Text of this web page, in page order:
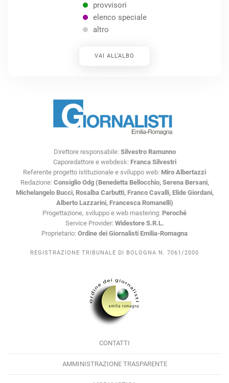
provvisori
elenco speciale
altro
VAI ALL’ALBO
Direttore responsabile: Silvestro Ramunno
Caporedattore e webdesk: Franca Silvestri
Referente progetto istituzionale e sviluppo web: Miro Albertazzi
Redazione: Consiglio Odg (Benedetta Bellocchio, Serena Bersani,
Michelangelo Bucci, Rosalba Carbutti, Franco Cavalli, Elide Giordani,
Alberto Lazzarini, Francesca Romanelli)
Progettazione, sviluppo e web mastering: Peroché
Service Provider: Widestore S.R.L.
Proprietario: Ordine dei Giornalisti Emilia-Romagna
REGISTRAZIONE TRIBUNALE DI BOLOGNA N. 7061/2000
CONTATTI
AMMINISTRAZIONE TRASPARENTE